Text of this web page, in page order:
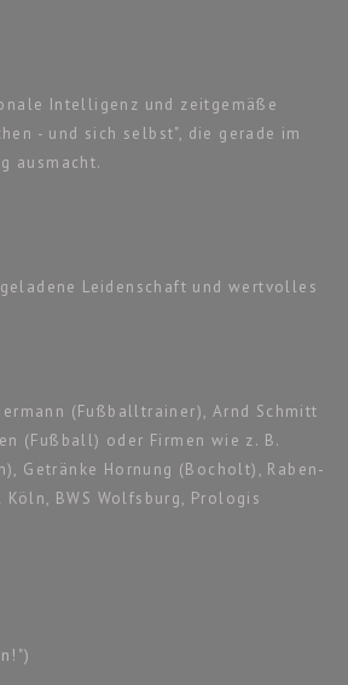
Intelligenz und zeitgemäße
- und sich selbst", die gerade im
ausmacht.
Leidenschaft und wertvolles
(Fußballtrainer), Arnd Schmitt
(Fußball) oder Firmen wie z. B.
Getränke Hornung (Bocholt), Raben-
BWS Wolfsburg, Prologis